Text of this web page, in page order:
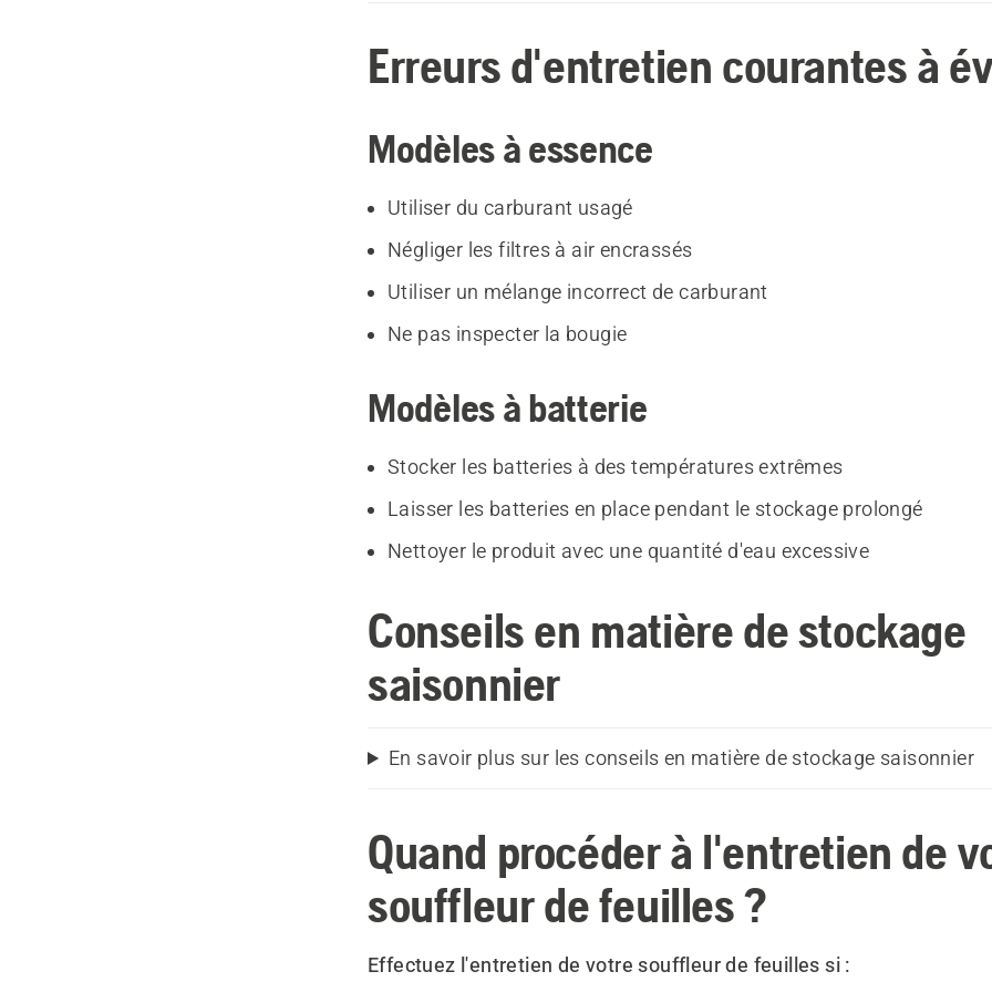
Erreurs d'entretien courantes à
Modèles à essence
Utiliser du carburant usagé
Négliger les filtres à air encrassés
Utiliser un mélange incorrect de carburant
Ne pas inspecter la bougie
Modèles à batterie
Stocker les batteries à des températures extrêmes
Laisser les batteries en place pendant le stockage prolongé
Nettoyer le produit avec une quantité d'eau excessive
Conseils en matière de stockage
saisonnier
En savoir plus sur les conseils en matière de stockage saisonnier
Quand procéder à l'entretien de
souffleur de feuilles ?
Effectuez l'entretien de votre souffleur de feuilles si :